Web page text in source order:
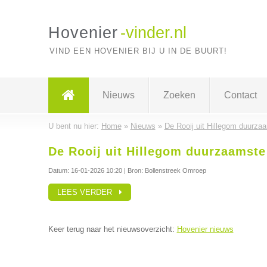
Hovenier -vinder.nl
VIND EEN HOVENIER BIJ U IN DE BUURT!
Nieuws Zoeken Contact
U bent nu hier: Home» Nieuws » De Rooij uit Hillegom
De Rooij uit Hillegom
Datum: 16-01-2026 10:20| Bron: Bollenstreek Omroep
LEES VERDER
Keer terug naar het nieuwsoverzicht: Hovenier nieuws